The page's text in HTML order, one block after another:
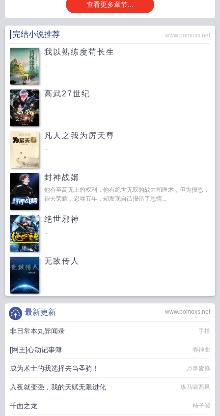
查看更多章节...
完结小说推荐 www.pomoxs.net
我以熟练度苟长生
...
高武27世纪
...
凡人之我为厉天尊
...
封神战婿
他有至高无上的权利，他有绝世无双的战力和医术，但为报恩，
褪去荣耀，忍辱五年，却发现自己报错了恩情...
绝世邪神
...
无敌传人
...
www.pomoxs.net
最新更新
非日常本丸异闻录 手植
[网王]心动记事簿 春神曲
成为术士的我选择去当圣骑！ 万事皆修
入夜就变强，我的天赋无限进化 纵马啸西风
千面之龙 柿子鲸